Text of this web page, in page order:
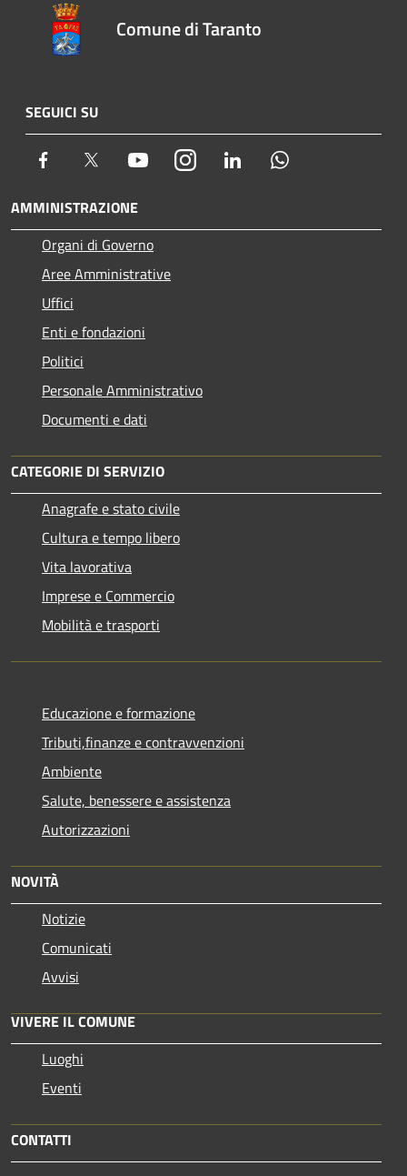
Comune di Taranto
SEGUICI SU
Facebook Twitter YoutubeInstagram LinkedIn
AMMINISTRAZIONE
Organi di Governo
Aree Amministrative
Uffici
Enti e fondazioni
Politici
Personale Amministrativo
Documenti e dati
CATEGORIE DI SERVIZIO
Anagrafe e stato civile
Cultura e tempo libero
Vita lavorativa
Imprese e Commercio
Mobilità e trasporti
Educazione e formazione
Tributi,finanze e contravvenzioni
Ambiente
Salute, benessere e assistenza
Autorizzazioni
NOVITÀ
Notizie
Comunicati
Avvisi
VIVERE IL COMUNE
Luoghi
Eventi
CONTATTI